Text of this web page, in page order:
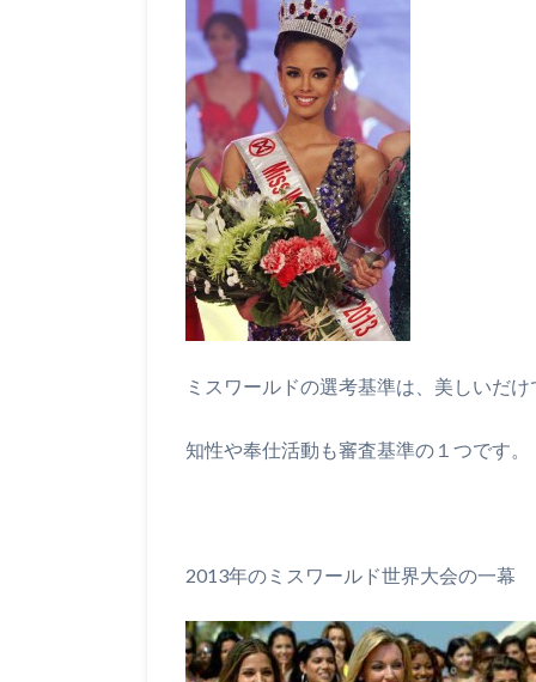
ミスワールドの選考基準は、美しいだ
知性や奉仕活動も審査基準の１つです。
2013年のミスワールド世界大会の一幕